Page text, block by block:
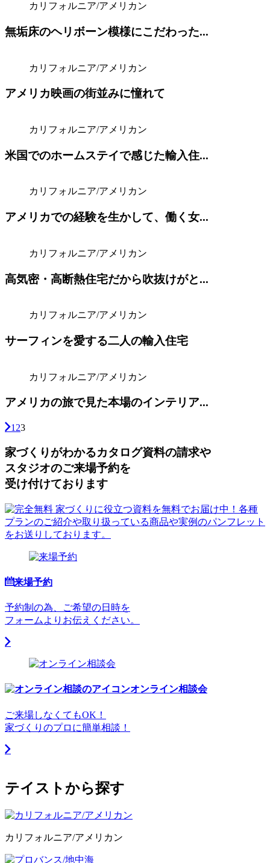
カリフォルニア/アメリカン
無垢床のヘリボーン模様にこだわった...
カリフォルニア/アメリカン
アメリカ映画の街並みに憧れて
カリフォルニア/アメリカン
米国でのホームステイで感じた輸入住...
カリフォルニア/アメリカン
アメリカでの経験を生かして、働く女...
カリフォルニア/アメリカン
高気密・高断熱住宅だから吹抜けがと...
カリフォルニア/アメリカン
サーフィンを愛する二人の輸入住宅
カリフォルニア/アメリカン
アメリカの旅で見た本場のインテリア...
1 23
家づくりがわかるカタログ資料の請求や
スタジオのご来場予約を
受け付けております
来場予約
予約制の為、ご希望の日時を
フォームよりお伝えください。
オンライン相談会
ご来場しなくてもOK！
家づくりのプロに簡単相談！
テイストから探す
カリフォルニア/アメリカン